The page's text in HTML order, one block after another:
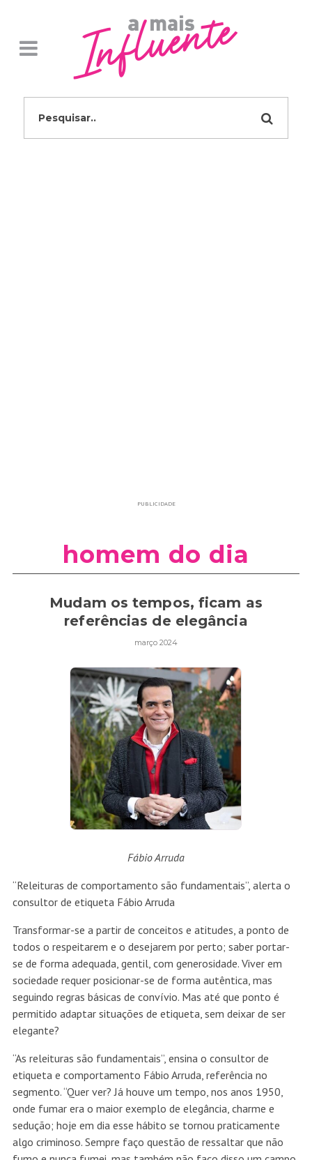
PUBLICIDADE
homem do dia
Mudam os tempos, ficam as
referências de elegância
março 2024
Fábio Arruda
“Releituras de comportamento são fundamentais”, alerta o
consultor de etiqueta Fábio Arruda
Transformar-se a partir de conceitos e atitudes, a ponto de
todos o respeitarem e o desejarem por perto; saber portar-
se de forma adequada, gentil, com generosidade. Viver em
sociedade requer posicionar-se de forma autêntica, mas
seguindo regras básicas de convívio. Mas até que ponto é
permitido adaptar situações de etiqueta, sem deixar de ser
elegante?
“As releituras são fundamentais”, ensina o consultor de
etiqueta e comportamento Fábio Arruda, referência no
segmento. “Quer ver? Já houve um tempo, nos anos 1950,
onde fumar era o maior exemplo de elegância, charme e
sedução; hoje em dia esse hábito se tornou praticamente
algo criminoso. Sempre faço questão de ressaltar que não